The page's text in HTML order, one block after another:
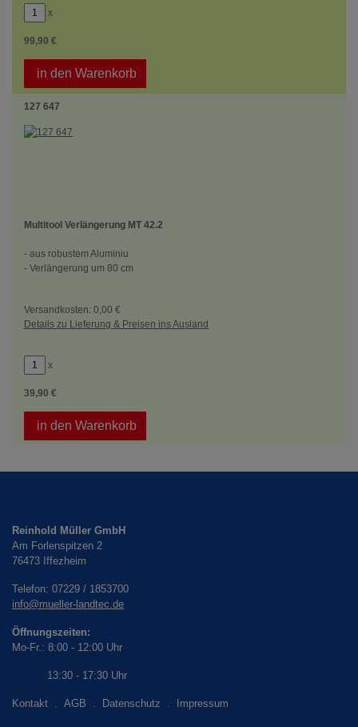
x
99,90 €
in den Warenkorb
127 647
Multitool Verlängerung MT 42.2
- aus robustem Aluminiu
- Verlängerung um 80 cm
Versandkosten: 0,00 €
Details zu Lieferung & Preisen ins Ausland
x
39,90 €
in den Warenkorb
Reinhold Müller GmbH
Am Forlenspitzen 2
76473 Iffezheim
Telefon: 07229 / 1853700
info@mueller-landtec.de
Öffnungszeiten:
Mo-Fr.: 8:00 - 12:00 Uhr
13:30 - 17:30 Uhr
Kontakt . AGB . Datenschutz . Impressum